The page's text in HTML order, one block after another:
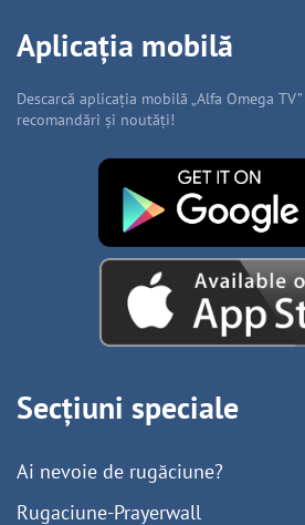
Aplicația mobilă
Descarcă aplicația mobilă „Alfa Omega
recomandări și noutăți!
Secțiuni speciale
Ai nevoie de rugăciune?
Rugaciune-Prayerwall